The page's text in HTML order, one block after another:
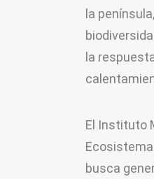
la
la
El Instituto
busca